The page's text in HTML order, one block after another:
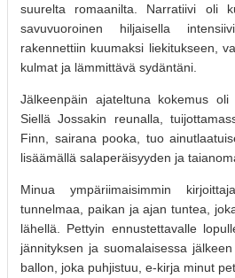
suurelta romaanilta. Narratiivi oli
savuvuoroinen hiljaisella
rakennettiin kuumaksi liekitukseen,
kulmat ja lämmittävä sydäntäni.
Jälkeenpäin ajateltuna kokemus
Siellä Jossakin reunalla,
Finn, sairana pooka, tuo
lisäämällä salaperäisyyden ja
Minua ympäriimaisimmin
tunnelmaa, paikan ja ajan tuntea,
lähellä. Pettyin ennustettavalle
jännityksen ja suomalaisessa
ballon, joka puhjistuu, e-kirja minut